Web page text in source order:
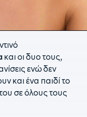
και οι δυο τους,
ενώ δεν
και ένα παιδί το
σε όλους τους